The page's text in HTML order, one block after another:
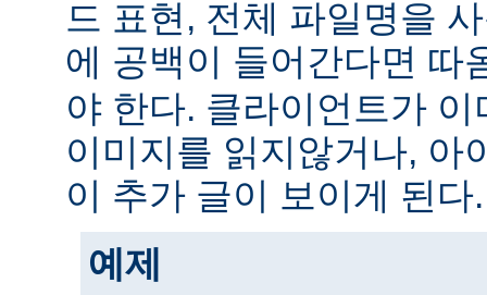
드 표현, 전체 파일명을
에 공백이 들어간다면 따
야 한다. 클라이언트가
이미지를 읽지않거나, 아
이 추가 글이 보이게 된다.
예제